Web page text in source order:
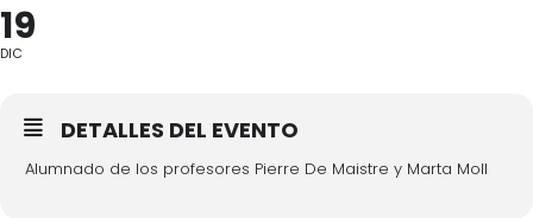
19
DIC
DETALLES DEL EVENTO
Alumnado de los profesores Pierre De Maistre y Marta Moll